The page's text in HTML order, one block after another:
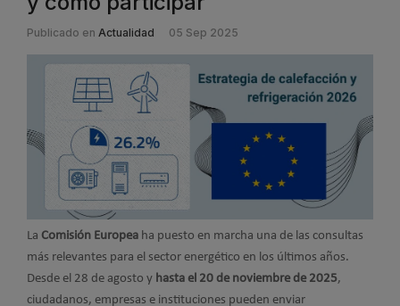
Publicado en Actualidad 05 Sep 2025
La Comisión Europea ha puesto en marcha una de las consultas
más relevantes para el sector energético en los últimos años.
Desde el 28 de agosto y hasta el 20 de noviembre de 2025,
ciudadanos, empresas e instituciones pueden enviar